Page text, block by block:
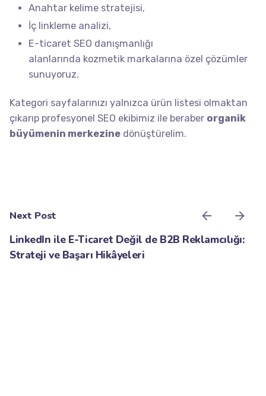
Anahtar kelime stratejisi,
İç linkleme analizi,
E-ticaret SEO danışmanlığı
alanlarında kozmetik markalarına özel çözümler
sunuyoruz.
Kategori sayfalarınızı yalnızca ürün listesi olmaktan
çıkarıp profesyonel SEO ekibimiz ile beraber organik
büyümenin merkezine dönüştürelim.
Next Post
LinkedIn ile E-Ticaret Değil de B2B Reklamcılığı:
Strateji ve Başarı Hikâyeleri